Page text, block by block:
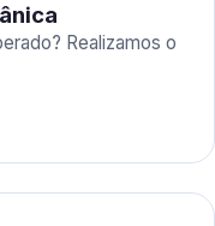
Realizamos o